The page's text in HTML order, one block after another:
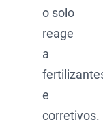
o solo
reage
a
e
corretivos.